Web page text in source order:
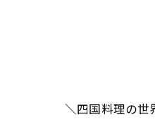
＼四国料理の